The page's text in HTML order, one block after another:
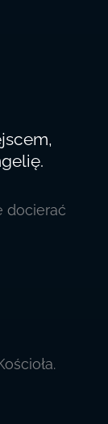
docierać